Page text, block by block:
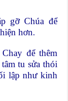
gỡ Chúa để
hơn.
để thêm
tu sửa thói
lập như kinh